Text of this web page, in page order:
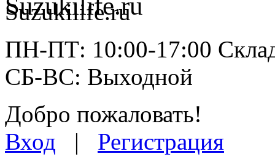
ПН-ПТ: 10:00-17:00
СБ-ВС: Выходной
Добро пожаловать!
Вход | Регистрация